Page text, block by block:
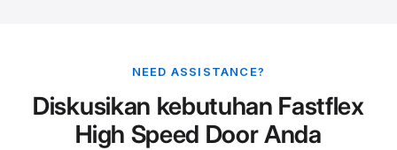
NEED ASSISTANCE?
Diskusikan kebutuhan Fastflex
High Speed Door Anda